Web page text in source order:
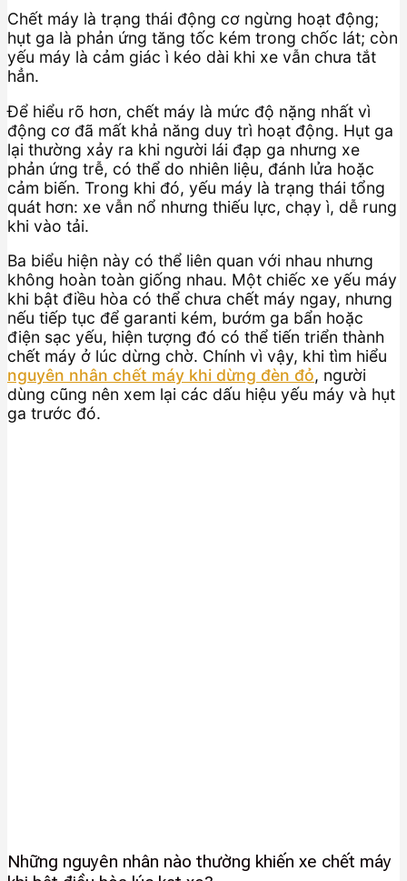
Chết máy là trạng thái động cơ ngừng hoạt động;
hụt ga là phản ứng tăng tốc kém trong chốc lát; còn
yếu máy là cảm giác ì kéo dài khi xe vẫn chưa tắt
hẳn.
Để hiểu rõ hơn, chết máy là mức độ nặng nhất vì
động cơ đã mất khả năng duy trì hoạt động. Hụt ga
lại thường xảy ra khi người lái đạp ga nhưng xe
phản ứng trễ, có thể do nhiên liệu, đánh lửa hoặc
cảm biến. Trong khi đó, yếu máy là trạng thái tổng
quát hơn: xe vẫn nổ nhưng thiếu lực, chạy ì, dễ rung
khi vào tải.
Ba biểu hiện này có thể liên quan với nhau nhưng
không hoàn toàn giống nhau. Một chiếc xe yếu máy
khi bật điều hòa có thể chưa chết máy ngay, nhưng
nếu tiếp tục để garanti kém, bướm ga bẩn hoặc
điện sạc yếu, hiện tượng đó có thể tiến triển thành
chết máy ở lúc dừng chờ. Chính vì vậy, khi tìm hiểu
nguyên nhân chết máy khi dừng đèn đỏ, người
dùng cũng nên xem lại các dấu hiệu yếu máy và hụt
ga trước đó.
Những nguyên nhân nào thường khiến xe chết máy